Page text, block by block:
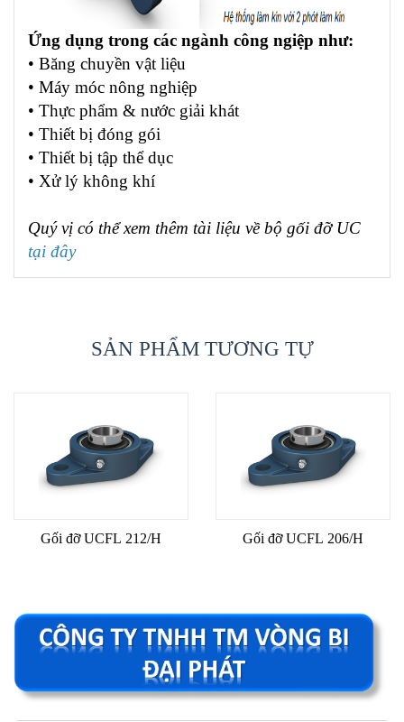
Ứng dụng trong các ngành công ngiệp như:
• Băng chuyền vật liệu
• Máy móc nông nghiệp
• Thực phẩm & nước giải khát
• Thiết bị đóng gói
• Thiết bị tập thể dục
• Xử lý không khí
Quý vị có thể xem thêm tài liệu về bộ gối đỡ UC
tại đây
SẢN PHẨM TƯƠNG TỰ
Gối đỡ UCFL 212/H Gối đỡ UCFL 206/H